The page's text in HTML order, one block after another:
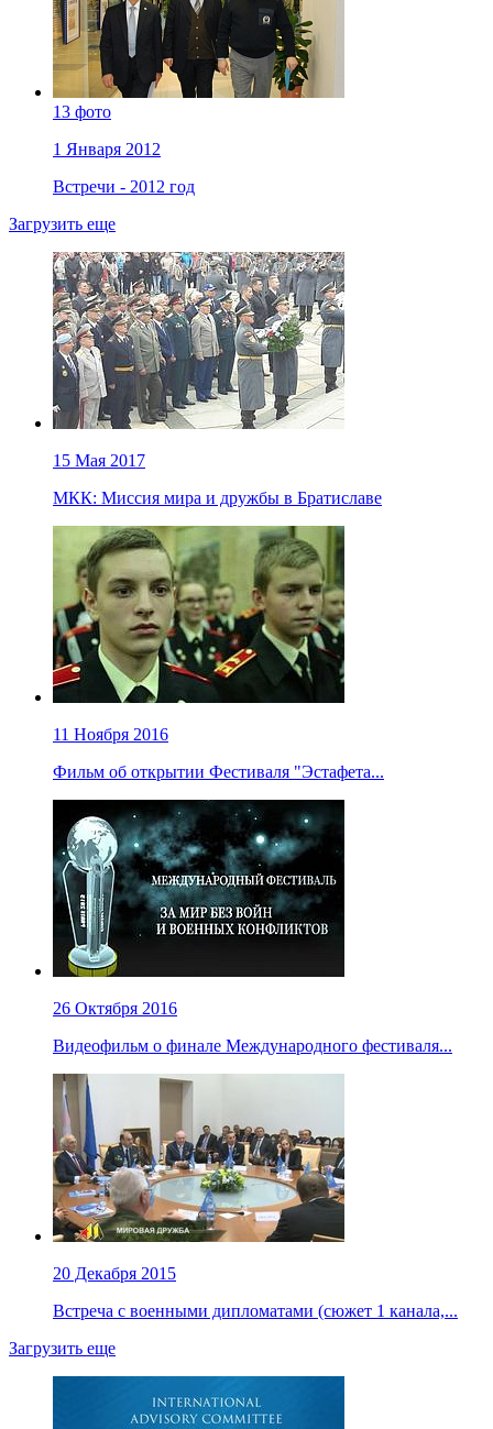
13 фото
1 Января 2012
Встречи - 2012 год
Загрузить еще
15 Мая 2017
МКК: Миссия мира и дружбы в Братиславе
11 Ноября 2016
Фильм об открытии Фестиваля "Эстафета...
26 Октября 2016
Видеофильм о финале Международного фестиваля...
20 Декабря 2015
Встреча с военными дипломатами (сюжет 1 канала,...
Загрузить еще